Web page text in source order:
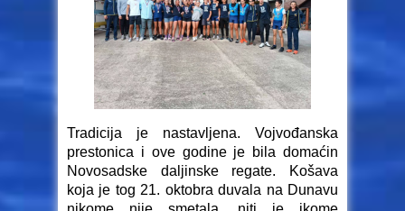
Tradicija je nastavljena. Vojvođanska
prestonica i ove godine je bila domaćin
Novosadske daljinske regate. Košava
koja je tog 21. oktobra duvala na Dunavu